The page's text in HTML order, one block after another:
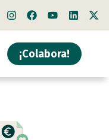
¡Colabora!